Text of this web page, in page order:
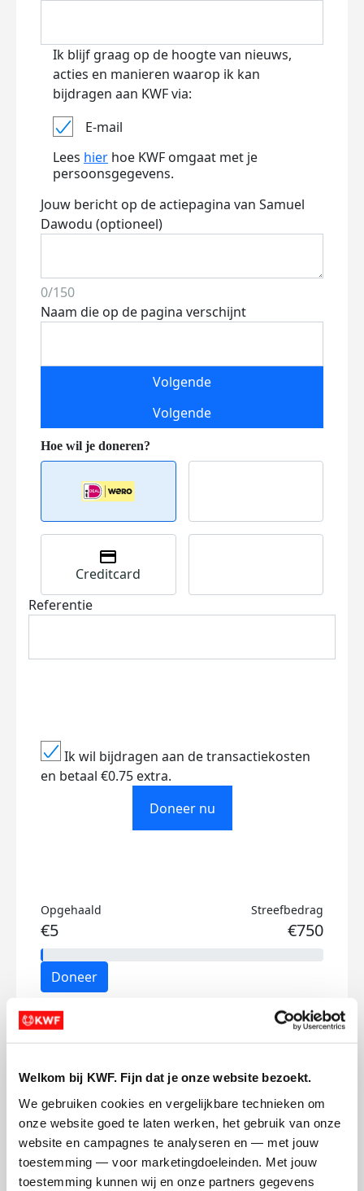
Welkom bij KWF. Fijn dat je onze website bezoekt.
We gebruiken cookies en vergelijkbare technieken om
onze website goed te laten werken, het gebruik van onze
website en campagnes te analyseren en — met jouw
toestemming — voor marketingdoeleinden. Met jouw
toestemming kunnen wij en onze partners gegevens
Ik blijf graag op de hoogte van nieuws,
acties en manieren waarop ik kan
bijdragen aan KWF via:
E-mail
Lees hier hoe KWF omgaat met je
persoonsgegevens.
Jouw bericht op de actiepagina van Samuel
Dawodu (optioneel)
0/150
Naam die op de pagina verschijnt
Volgende
Volgende
Creditcard
Referentie
Ik wil bijdragen aan de transactiekosten
en betaal €0.75 extra.
Doneer nu
Opgehaald
€5
Streefbedrag
€750
Doneer